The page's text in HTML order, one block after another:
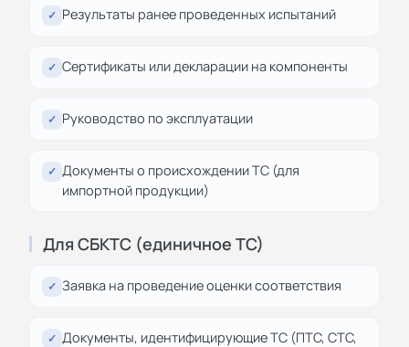
✓ Результаты ранее проведенных испытаний
✓ Сертификаты или декларации на компоненты
✓ Руководство по эксплуатации
✓ Документы о происхождении ТС (для
импортной продукции)
Для СБКТС (единичное ТС)
✓ Заявка на проведение оценки соответствия
✓ Документы, идентифицирующие ТС (ПТС, СТС,